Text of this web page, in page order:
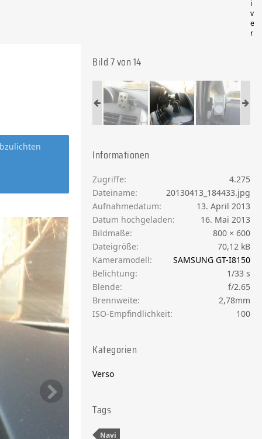
i
v
e
r
Bild 7 von 14
Informationen
Zugriffe
4.275
Dateiname
20130413_184433.jpg
Aufnahmedatum
13. April 2013
Datum hochgeladen
16. Mai 2013
Bildmaße
800 × 600
Dateigröße
70,12 kB
Kameramodell
SAMSUNG GT-I8150
Belichtung
1/33 s
Blende
f/2.65
Brennweite
2,78mm
ISO-Empfindlichkeit
100
Kategorien
Verso
Tags
Navi